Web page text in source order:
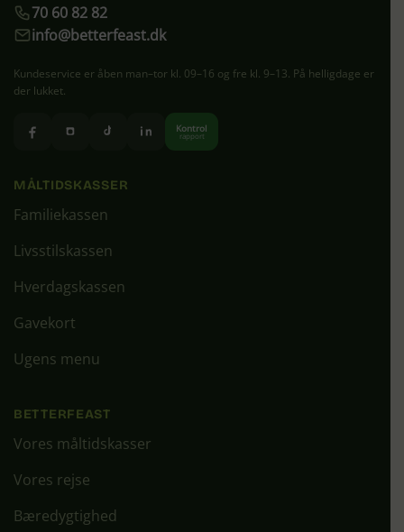
70 60 82 82
info@betterfeast.dk
Kundeservice er åben man–tor kl. 09–16 og fre kl. 9–13. På helligdage er
der lukket.
Kontrol
rapport
MÅLTIDSKASSER
Familiekassen
Livsstilskassen
Hverdagskassen
Gavekort
Ugens menu
BETTERFEAST
Vores måltidskasser
Vores rejse
Bæredygtighed